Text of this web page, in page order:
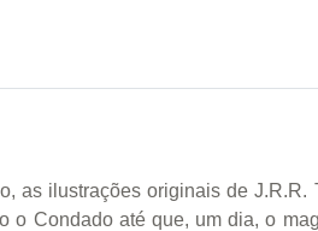
as ilustrações originais de
o Condado até que, um dia, o